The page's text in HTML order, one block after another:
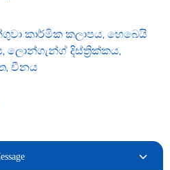
කාර්මික කලාපය, හෙබෙයි
ලොන්ගැන්ග් දිස්ත්‍රික්කය,
චීනය